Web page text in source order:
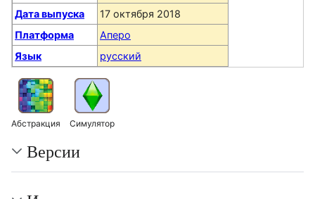
Дата выпуска
17 октября 2018
Платформа
Аперо
Язык
русский
Абстракция Симулятор
Версии